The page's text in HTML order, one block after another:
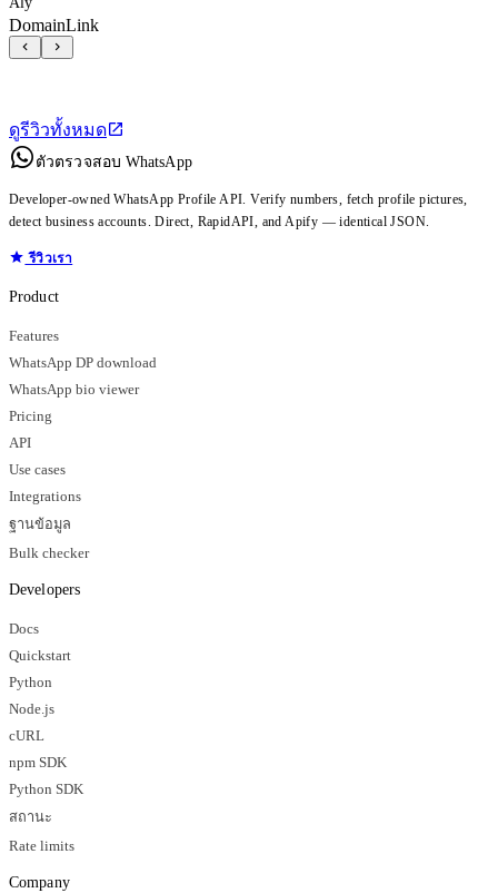
DomainLink
ดูรีวิวทั้งหมด
ตัวตรวจสอบ WhatsApp
Developer-owned WhatsApp Profile API. Verify numbers, fetch profile pictures,
detect business accounts. Direct, RapidAPI, and Apify — identical JSON.
รีวิวเรา
Product
Features
WhatsApp DP download
WhatsApp bio viewer
Pricing
API
Use cases
Integrations
ฐานข้อมูล
Bulk checker
Developers
Docs
Quickstart
Python
Node.js
cURL
npm SDK
Python SDK
สถานะ
Rate limits
Company